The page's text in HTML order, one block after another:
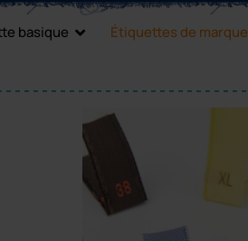
basique Étiquettes de marque